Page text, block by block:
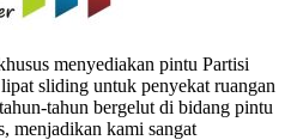
DJOGJA
menyediakan pintu Partisi
sliding untuk penyekat ruangan
tahun bergelut di bidang pintu
menjadikan kami sangat